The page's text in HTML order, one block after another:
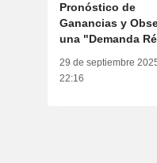
Pronóstico de
Ganancias y
una "Demanda
29 de septiembre
22:16